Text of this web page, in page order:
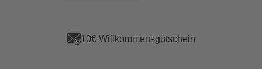
App Vorteile sichern